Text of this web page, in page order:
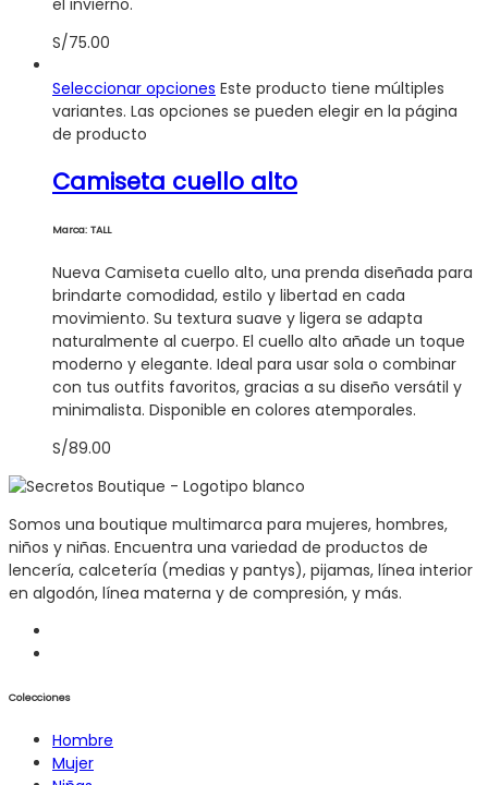
el invierno.
S/75.00
Seleccionar opciones Este producto tiene múltiples
variantes. Las opciones se pueden elegir en la página
de producto
Camiseta cuello alto
Marca: TALL
Nueva Camiseta cuello alto, una prenda diseñada para
brindarte comodidad, estilo y libertad en cada
movimiento. Su textura suave y ligera se adapta
naturalmente al cuerpo. El cuello alto añade un toque
moderno y elegante. Ideal para usar sola o combinar
con tus outfits favoritos, gracias a su diseño versátil y
minimalista. Disponible en colores atemporales.
S/89.00
Somos una boutique multimarca para mujeres, hombres,
niños y niñas. Encuentra una variedad de productos de
lencería, calcetería (medias y pantys), pijamas, línea interior
en algodón, línea materna y de compresión, y más.
Colecciones
Hombre
Mujer